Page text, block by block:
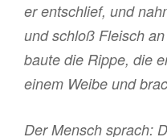
er entschlief, und
und schloß Fleisch
baute die Rippe, die
einem Weibe und
Der Mensch sprach: